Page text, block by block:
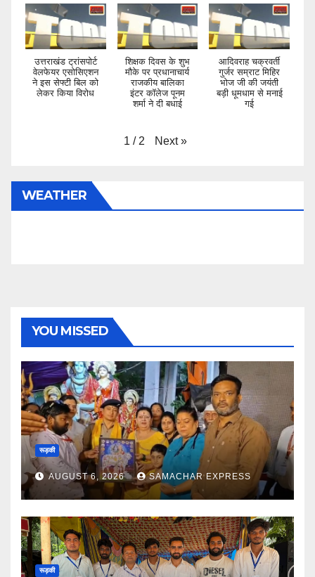
उत्तराखंड ट्रांसपोर्ट
वेलफेयर एसोसिएशन
ने इस सेफ्टी बिल को
लेकर किया विरोध
शिक्षक दिवस के शुभ
मौके पर प्रधानाचार्य
राजकीय बालिका
इंटर कॉलेज पूनम
शर्मा ने दी बधाई
आदिवराह चक्रवर्ती
गुर्जर सम्राट मिहिर
भोज जी की जयंती
बड़ी धूमधाम से मनाई
गई
1 / 2 Next »
WEATHER
YOU MISSED
रूड़की
AUGUST 6, 2026 SAMACHAR EXPRESS
रूड़की